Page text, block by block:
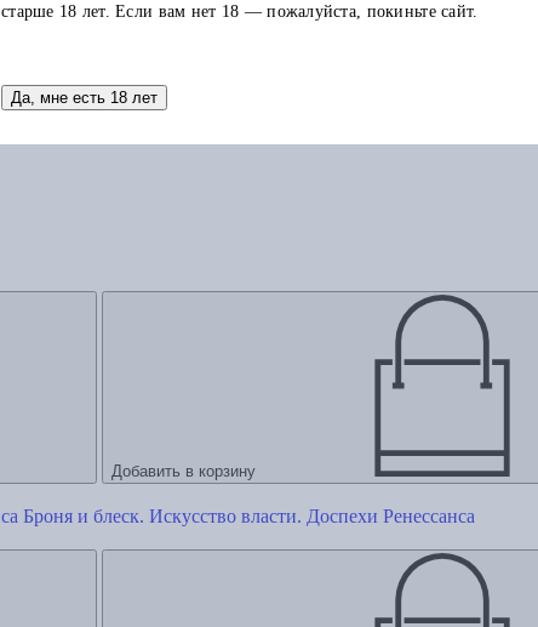
Добавить в корзину
Броня и блеск. Искусство власти. Доспехи Ренессанса
старше 18 лет. Если вам нет 18 — пожалуйста, покиньте сайт.
Да, мне есть 18 лет